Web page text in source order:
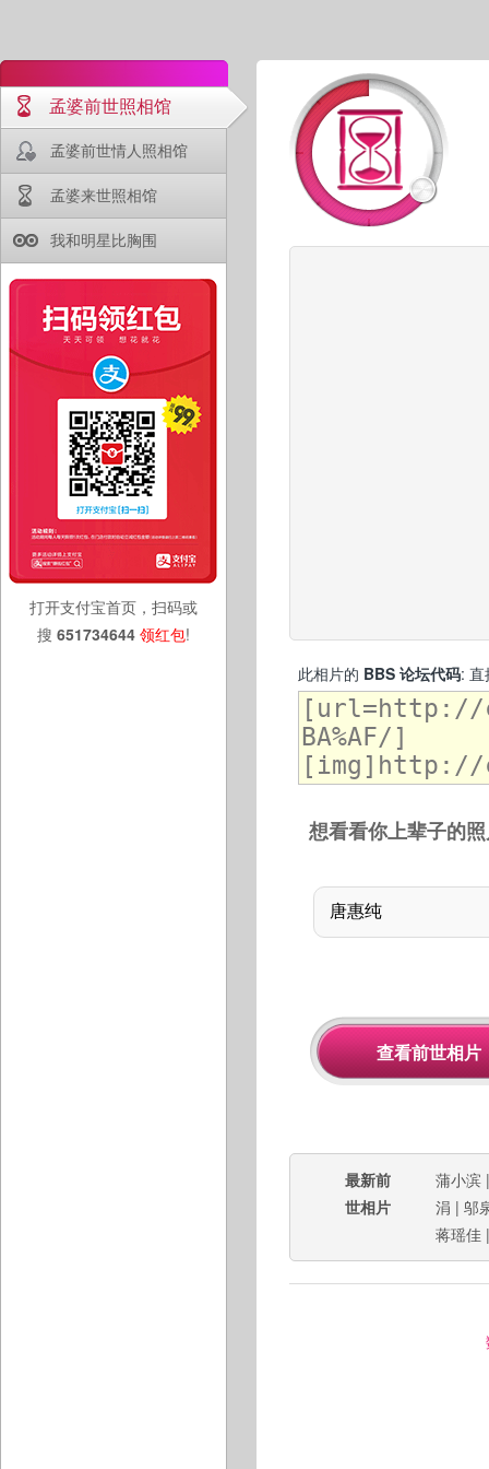
孟婆前世照相馆
孟婆前世情人照相馆
孟婆来世照相馆
我和明星比胸围
打开支付宝首页，扫码或
搜 651734644 领红包!
此相片的 BBS 论坛代码: 直
想看看你上辈子的
最新前
世相片
蒲小滨
涓 | 邬
蒋瑶佳